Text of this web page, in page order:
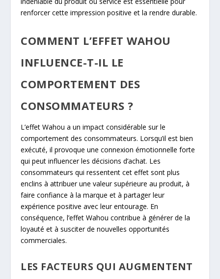
renforcer cette impression positive et la rendre durable.
COMMENT L’EFFET WAHOU
INFLUENCE-T-IL LE
COMPORTEMENT DES
CONSOMMATEURS ?
L’effet Wahou a un impact considérable sur le
comportement des consommateurs. Lorsqu’il est bien
exécuté, il provoque une connexion émotionnelle forte
qui peut influencer les décisions d’achat. Les
consommateurs qui ressentent cet effet sont plus
enclins à attribuer une valeur supérieure au produit, à
faire confiance à la marque et à partager leur
expérience positive avec leur entourage. En
conséquence, l’effet Wahou contribue à générer de la
loyauté et à susciter de nouvelles opportunités
commerciales.
LES FACTEURS QUI AUGMENTENT